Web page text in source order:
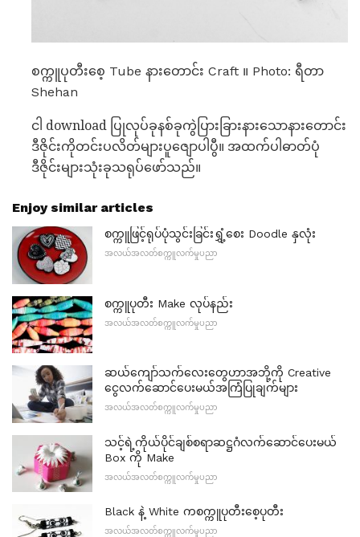
စက္ကူပုတီးစေ့ Tube နားတောင်း Craft ။ Photo: ရီတာ
Shehan
ငါ download ပြုလုပ်ခုနစ်ခုကွဲပြားခြားနားသောနားတောင်း
ဒီဇိုင်းကိုတင်းပလိတ်များပူဇျောပါပွီ။ အထက်ပါဓာတ်ပုံ
ဒီဇိုင်းများသုံးခုသရုပ်ဖော်သည်။
Enjoy similar articles
စက္ကူဖြင့်ရုပ်ပုံသွင်းခြင်းရွှံ့စေး Doodle နှလုံး
အလယ်အလတ်စက္ကူလက်မှုပညာ
စက္ကူပုတီး Make လုပ်နည်း
အလယ်အလတ်စက္ကူလက်မှုပညာ
ဆယ်ကျော်သက်လေးတွေဟာအဘို့ကို Creative
ငွေလက်ဆောင်ပေးမယ်အကြံပြုချက်များ
အလယ်အလတ်စက္ကူလက်မှုပညာ
သင့်ရဲ့ကိုယ်ပိုင်ချစ်စရာဆဋ္ဌဂံလက်ဆောင်ပေးမယ်
Box ကို Make
အလယ်အလတ်စက္ကူလက်မှုပညာ
Black နဲ့ White ကစက္ကူပုတီးစေ့ပုတီး
အလယ်အလတ်စက္ကူလက်မှုပညာ